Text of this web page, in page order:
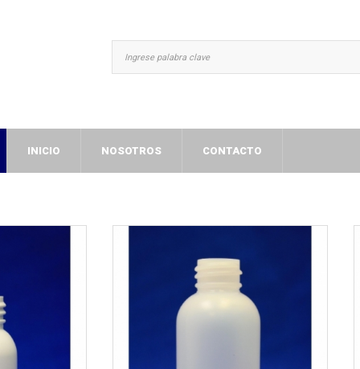
INICIO NOSOTROS CONTACTO